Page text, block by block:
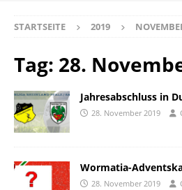
STARTSEITE 2019
Tag: 28.
Jahresabschluss in
28. November 2019
Wormatia-
28. November 2019